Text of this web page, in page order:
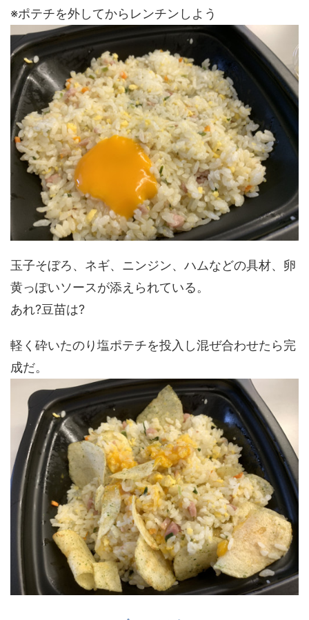
※ポテチを外してからレンチンしよう
玉子そぼろ、ネギ、ニンジン、ハムなどの具材、卵
黄っぽいソースが添えられている。
あれ?豆苗は?
軽く砕いたのり塩ポテチを投入し混ぜ合わせたら完
成だ。